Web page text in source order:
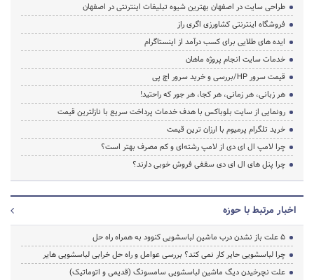
طراحی سایت در اصفهان بهترین شیوه تبلیغات اینترنتی در اصفهان
فروشگاه اینترنتی کشاورزی اگری راز
ایده های طلایی برای کسب درآمد از اینستاگرام
خدمات سایت انجام پروژه ماهان
قیمت سرور HP/بررسی و خرید سرور اچ پی
هر زبانی، هر زمانی، هر کجا، هر جور که راحتید!
رونمایی از سایت بلوباکس با هدف خدمات پرداخت سریع با نازلترین قیمت
خرید تلگرام پرمیوم با ارزان ترین قیمت
چرا لامپ ال ای دی از لامپ رشته‌ای و کم مصرف بهتر است؟
چرا پنل های ال ای دی سقفی فروش خوبی دارند؟
اخبار مرتبط با حوزه
5 علت باز نشدن درب ماشین لباسشویی کنوود به همراه راه حل
چرا لباسشویی حایر کار نمی کند؟ بررسی عوامل و راه حل خرابی لباسشویی هایر
علت نچرخیدن دیگ ماشین لباسشویی سامسونگ (قدیمی و اتوماتیک)